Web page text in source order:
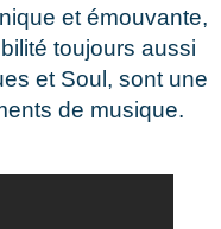
et émouvante,
toujours aussi
et Soul, sont une
de musique.